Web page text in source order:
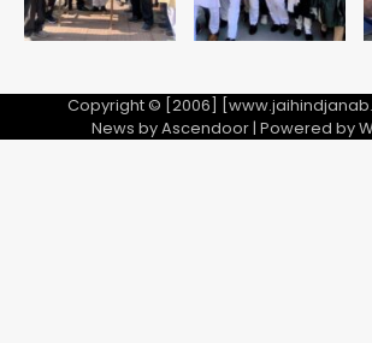
Copyright © [2006]
News byAscendoor| Powered by